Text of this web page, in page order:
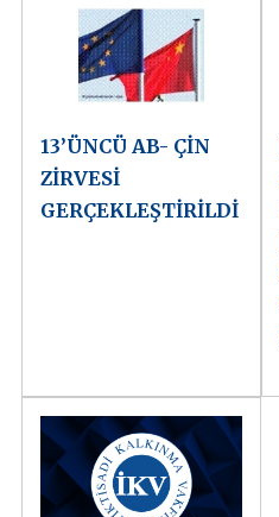
13’ÜNCÜ AB- ÇİN
ZİRVESİ
GERÇEKLEŞTİRİLDİ